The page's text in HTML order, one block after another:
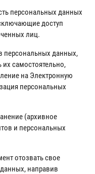
персональных данных
доступ
лиц.
персональных данных,
их самостоятельно,
на Электронную
персональных
(архивное
и персональных
отозвать свое
направив